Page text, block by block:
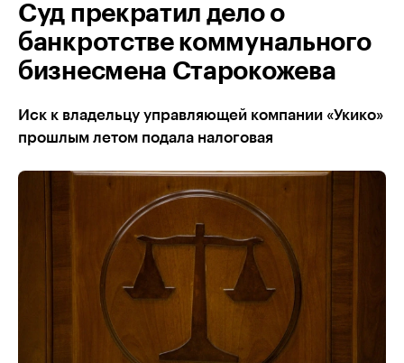
Суд прекратил дело о
банкротстве коммунального
бизнесмена Старокожева
Иск к владельцу управляющей компании «Укико»
прошлым летом подала налоговая